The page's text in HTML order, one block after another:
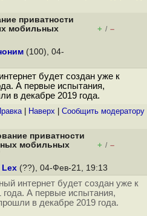
приватности
мобильных
+ / –
(100), 04-
будет создан уже к
А первые испытания,
в декабре 2019 года.
| Наверх Cообщить модератору
приватности
мобильных
+ / –
Lex (??), 04-Фев-21, 19:13
интернет будет создан уже к
года. А первые испытания,
в декабре 2019 года.